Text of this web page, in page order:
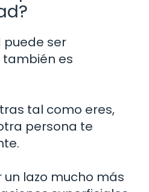
puede ser
es
tal como eres,
persona te
un lazo mucho más